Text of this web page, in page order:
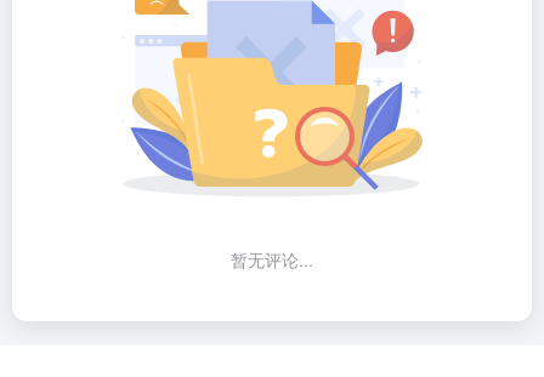
暂无评论...